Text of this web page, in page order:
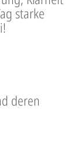
starke
deren